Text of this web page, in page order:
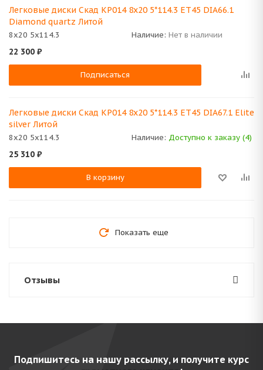
Легковые диски Скад КР014 8x20 5*114.3 ET45 DIA66.1
Diamond quartz Литой
8x20 5x114.3 Наличие: Нет в наличии
22 300 ₽
Подписаться
Легковые диски Скад КР014 8x20 5*114.3 ET45 DIA67.1 Elite
silver Литой
8x20 5x114.3 Наличие: Доступно к заказу (4)
25 310 ₽
В корзину
Показать еще
Отзывы
Подпишитесь на нашу рассылку, и получите курс